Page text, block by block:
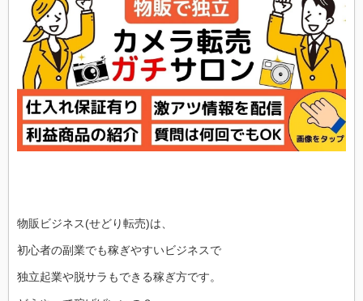
物販ビジネス(せどり転売)は、
初心者の副業でも稼ぎやすいビジネスで
独立起業や脱サラもできる稼ぎ方です。